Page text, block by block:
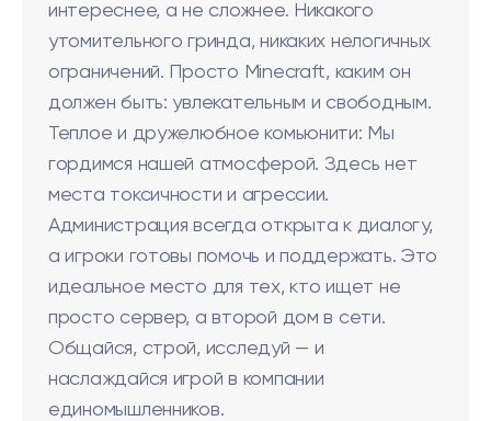
интереснее, а не сложнее. Никакого
утомительного гринда, никаких нелогичных
ограничений. Просто Minecraft, каким он
должен быть: увлекательным и свободным.
Теплое и дружелюбное комьюнити: Мы
гордимся нашей атмосферой. Здесь нет
места токсичности и агрессии.
Администрация всегда открыта к диалогу,
а игроки готовы помочь и поддержать. Это
идеальное место для тех, кто ищет не
просто сервер, а второй дом в сети.
Общайся, строй, исследуй — и
наслаждайся игрой в компании
единомышленников.